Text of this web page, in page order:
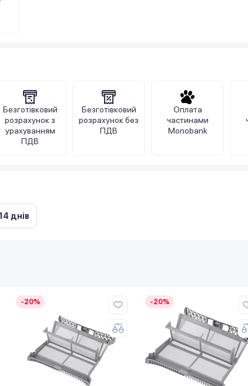
Безготівковий
розрахунок з
урахуванням
ПДВ
Безготівковий
розрахунок без
ПДВ
Оплата
частинами
Monobank
днів
-20% -20%